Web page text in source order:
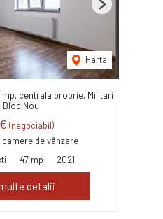
Harta
Next
centrala proprie, Militari
Bloc Nou
(negociabil)
de vânzare
47 mp 2021
detalii